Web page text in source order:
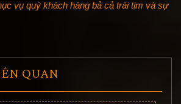
vụ quý khách hàng bả cả trái tim và sự
QUAN